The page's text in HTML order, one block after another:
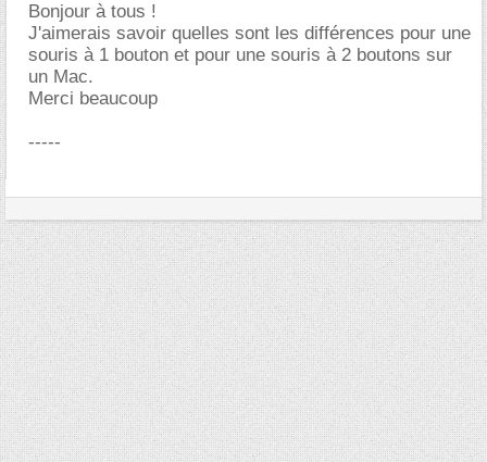
Bonjour à tous !
J'aimerais savoir quelles sont les différences pour une
souris à 1 bouton et pour une souris à 2 boutons sur
un Mac.
Merci beaucoup
-----